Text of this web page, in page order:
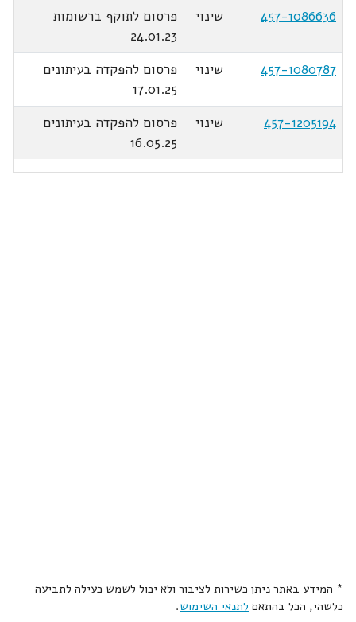
457-1086636
שינוי
פרסום לתוקף ברשומות
24.01.23
457-1080787
שינוי
פרסום להפקדה בעיתונים
17.01.25
457-1205194
שינוי
פרסום להפקדה בעיתונים
16.05.25
* המידע באתר ניתן כשירות לציבור ולא יכול לשמש כעילה לתביעה
כלשהי, הכל בהתאם לתנאי השימוש.